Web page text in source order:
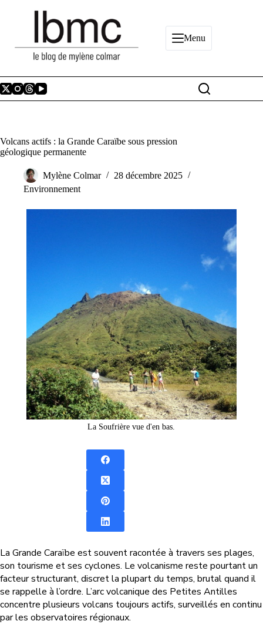
Menu
Volcans actifs : la Grande Caraïbe sous pression
géologique permanente
Mylène Colmar
28 décembre 2025
Environnement
La Soufrière vue d'en bas.
La Grande Caraïbe est souvent racontée à travers ses plages,
son tourisme et ses cyclones. Le volcanisme reste pourtant un
facteur structurant, discret la plupart du temps, brutal quand il
se rappelle à l’ordre. L’arc volcanique des Petites Antilles
concentre plusieurs volcans toujours actifs, surveillés en continu
par les observatoires régionaux.